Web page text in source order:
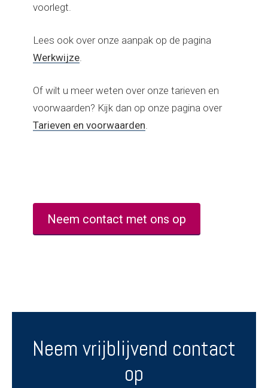
voorlegt.
Lees ook over onze aanpak op de pagina
Werkwijze.
Of wilt u meer weten over onze tarieven en
voorwaarden? Kijk dan op onze pagina over
Tarieven en voorwaarden.
Neem contact met ons op
Neem vrijblijvend contact
op